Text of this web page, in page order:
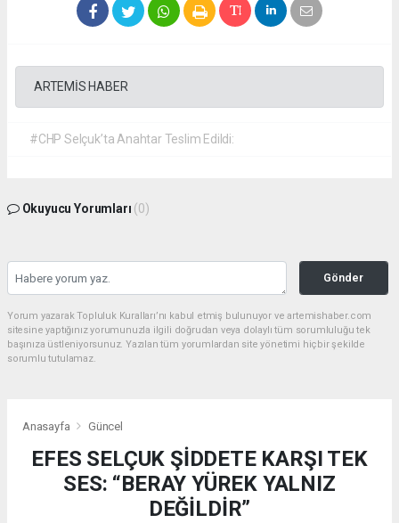
ARTEMİS HABER
#CHP Selçuk’ta Anahtar Teslim Edildi:
Okuyucu Yorumları (0)
Gönder
Yorum yazarak Topluluk Kuralları’nı kabul etmiş bulunuyor ve artemishaber.com
sitesine yaptığınız yorumunuzla ilgili doğrudan veya dolaylı tüm sorumluluğu tek
başınıza üstleniyorsunuz. Yazılan tüm yorumlardan site yönetimi hiçbir şekilde
sorumlu tutulamaz.
Anasayfa Güncel
EFES SELÇUK ŞİDDETE KARŞI TEK
SES: “BERAY YÜREK YALNIZ
DEĞİLDİR”